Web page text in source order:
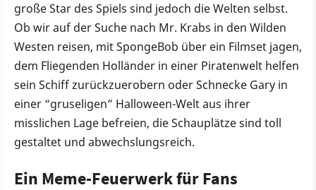
große Star des Spiels sind jedoch die Welten selbst.
Ob wir auf der Suche nach Mr. Krabs in den Wilden
Westen reisen, mit SpongeBob über ein Filmset jagen,
dem Fliegenden Holländer in einer Piratenwelt helfen
sein Schiff zurückzuerobern oder Schnecke Gary in
einer “gruseligen” Halloween-Welt aus ihrer
misslichen Lage befreien, die Schauplätze sind toll
gestaltet und abwechslungsreich.
Ein Meme-Feuerwerk für Fans